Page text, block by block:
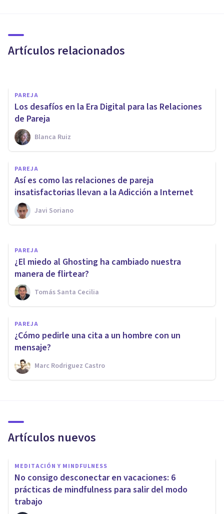
Artículos relacionados
las relaciones de pareja
PAREJA
Los desafíos en la Era Digital para las Relaciones
de Pareja
Blanca Ruiz
PAREJA
Así es como las relaciones de pareja
insatisfactorias llevan a la Adicción a Internet
Javi Soriano
PAREJA
¿Las relaciones surgidas en
apps de citas son menos
duraderas?
Javi Soriano
PAREJA
¿El miedo al Ghosting ha cambiado nuestra
manera de flirtear?
Tomás Santa Cecilia
PAREJA
​¿Cómo pedirle una cita a un hombre con un
mensaje?
Marc Rodriguez Castro
Artículos nuevos
MEDITACIÓN Y MINDFULNESS
No consigo desconectar en vacaciones: 6
prácticas de mindfulness para salir del modo
trabajo